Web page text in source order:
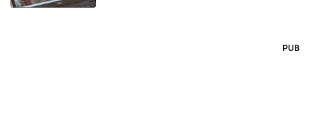
PUB